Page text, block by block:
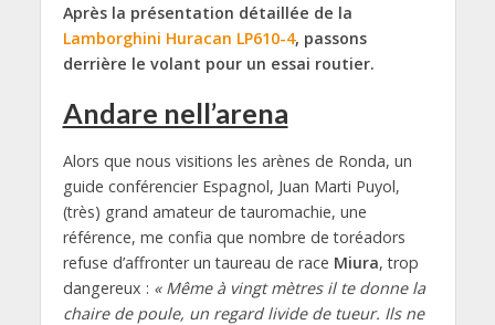
Après la présentation détaillée de la
Lamborghini Huracan LP610-4, passons
derrière le volant pour un essai routier.
Andare nell’arena
Alors que nous visitions les arènes de Ronda, un
guide conférencier Espagnol, Juan Marti Puyol,
(très) grand amateur de tauromachie, une
référence, me confia que nombre de toréadors
refuse d’affronter un taureau de race Miura, trop
dangereux : « Même à vingt mètres il te donne la
chaire de poule, un regard livide de tueur. Ils ne